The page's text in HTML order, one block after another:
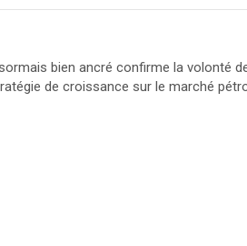
bien ancré confirme la volonté
de croissance sur le marché